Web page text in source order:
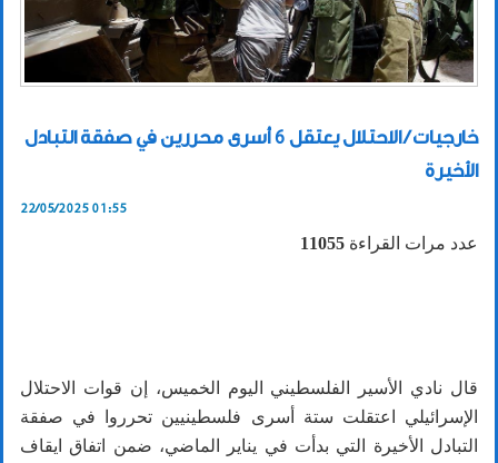
خارجيات / الاحتلال يعتقل 6 أسرى محررين في صفقة التبادل
الأخيرة
22/05/2025 01:55
عدد مرات القراءة 11055
قال نادي الأسير الفلسطيني اليوم الخميس، إن قوات الاحتلال
الإسرائيلي اعتقلت ستة أسرى فلسطينيين تحرروا في صفقة
التبادل الأخيرة التي بدأت في يناير الماضي، ضمن اتفاق ايقاف